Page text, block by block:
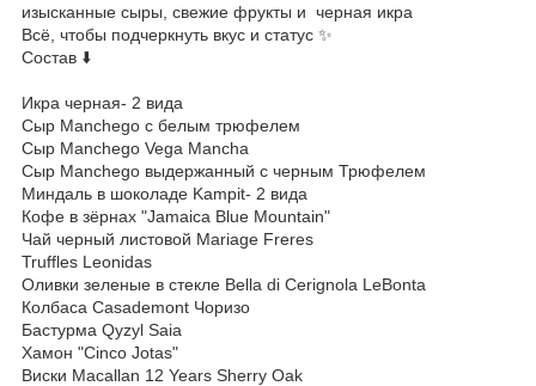
изысканные сыры, свежие фрукты и черная икра
Всё, чтобы подчеркнуть вкус и статус ✨
Состав ⬇️
Икра черная- 2 вида
Сыр Manchego с белым трюфелем
Сыр Manchego Vega Mancha
Сыр Manchego выдержанный с черным Трюфелем
Миндаль в шоколаде Kampit- 2 вида
Кофе в зёрнах "Jamaica Blue Mountain"
Чай черный листовой Mariage Freres
Truffles Leonidas
Оливки зеленые в стекле Bella di Cerignola LeBonta
Колбаса Casademont Чоризо
Бастурма Qyzyl Saia
Хамон "Cinco Jotas"
Виски Macallan 12 Years Sherry Oak